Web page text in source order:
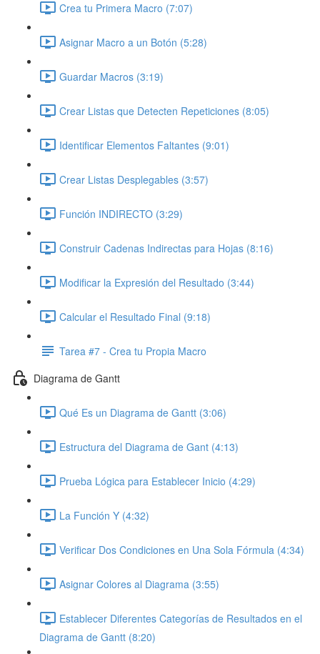
Crea tu Primera Macro (7:07)
Asignar Macro a un Botón (5:28)
Guardar Macros (3:19)
Crear Listas que Detecten Repeticiones (8:05)
Identificar Elementos Faltantes (9:01)
Crear Listas Desplegables (3:57)
Función INDIRECTO (3:29)
Construir Cadenas Indirectas para Hojas (8:16)
Modificar la Expresión del Resultado (3:44)
Calcular el Resultado Final (9:18)
Tarea #7 - Crea tu Propia Macro
Diagrama de Gantt
Qué Es un Diagrama de Gantt (3:06)
Estructura del Diagrama de Gant (4:13)
Prueba Lógica para Establecer Inicio (4:29)
La Función Y (4:32)
Verificar Dos Condiciones en Una Sola Fórmula (4:34)
Asignar Colores al Diagrama (3:55)
Establecer Diferentes Categorías de Resultados en el
Diagrama de Gantt (8:20)